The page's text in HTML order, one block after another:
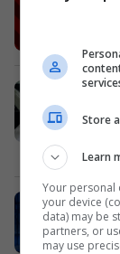
Store
Learn
Your
your device
data) may be
partners, or
may use